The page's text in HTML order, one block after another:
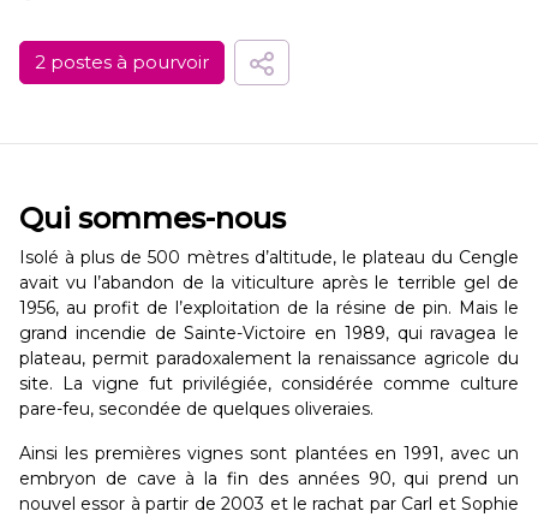
2 postes à pourvoir
Qui sommes-nous
Isolé à plus de 500 mètres d’altitude, le plateau du Cengle
avait vu l’abandon de la viticulture après le terrible gel de
1956, au profit de l’exploitation de la résine de pin. Mais le
grand incendie de Sainte-Victoire en 1989, qui ravagea le
plateau, permit paradoxalement la renaissance agricole du
site. La vigne fut privilégiée, considérée comme culture
pare-feu, secondée de quelques oliveraies.
Ainsi les premières vignes sont plantées en 1991, avec un
embryon de cave à la fin des années 90, qui prend un
nouvel essor à partir de 2003 et le rachat par Carl et Sophie